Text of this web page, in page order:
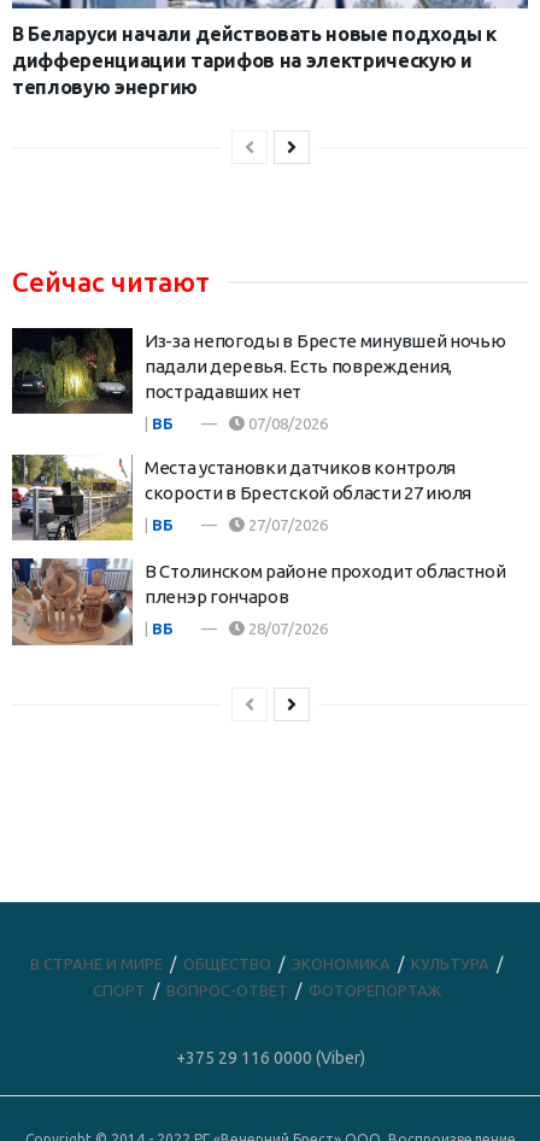
В Беларуси начали действовать новые подходы к
дифференциации тарифов на электрическую и
тепловую энергию
Сейчас читают
Из-за непогоды в Бресте минувшей ночью
падали деревья. Есть повреждения,
пострадавших нет
| ВБ 07/08/2026
Места установки датчиков контроля
скорости в Брестской области 27 июля
| ВБ 27/07/2026
В Столинском районе проходит областной
пленэр гончаров
ВБ 28/07/2026
В СТРАНЕ И МИРЕ ОБЩЕСТВО ЭКОНОМИКА
КУЛЬТУРА
СПОРТ
ВОПРОС-ОТВЕТ ФОТОРЕПОРТАЖ
+375 29 116 0000 (Viber)